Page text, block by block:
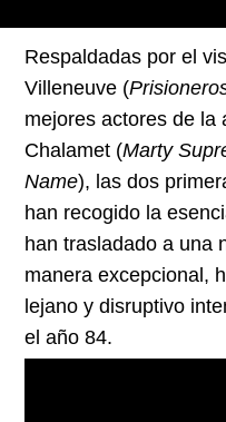
Respaldadas por el
Villeneuve (
mejores actores de la
Chalamet (Marty
Name), las dos
han recogido la
han trasladado a una
manera excepcional,
lejano y disruptivo
el año 84.